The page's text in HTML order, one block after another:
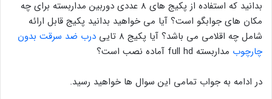
بدانید که استفاده از پکیج های 8 عددی دوربین مداربسته برای چه
مکان های جوابگو است؟ آیا می خواهید بدانید پکیج قابل ارائه
شامل چه اقلامی می باشد؟ آیا پکیج 8 تایی
درب ضد سرقت بدون
چارچوب مداربسته full hd آماده نصب است؟
در ادامه به جواب تمامی این سوال ها خواهید رسید.